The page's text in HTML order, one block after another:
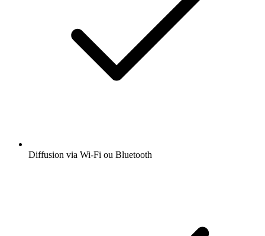
Diffusion via Wi-Fi ou Bluetooth